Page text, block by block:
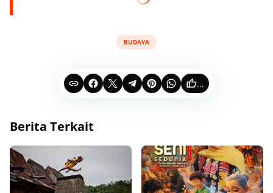
BUDAYA
...
Berita Terkait